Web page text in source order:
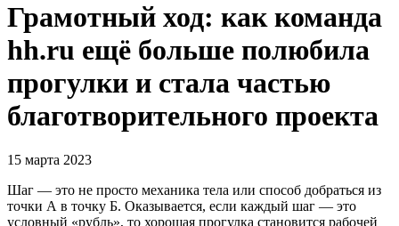
Грамотный ход: как команда
hh.ru ещё больше полюбила
прогулки и стала частью
благотворительного проекта
15 марта 2023
Шаг — это не просто механика тела или способ добраться из
точки А в точку Б. Оказывается, если каждый шаг — это
условный «рубль», то хорошая прогулка становится рабочей